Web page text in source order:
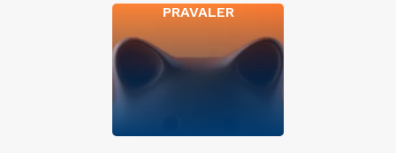
PRAVALER